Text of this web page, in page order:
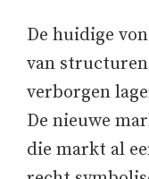
De huidige
van
verborgen
De nieuwe
die markt al